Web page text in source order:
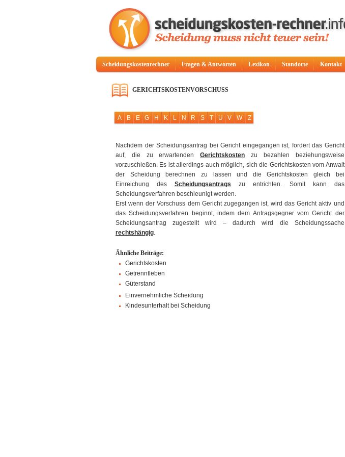
Scheidungskostenrechner Fragen & Antworten Lexikon Standorte Kontakt
GERICHTSKOSTENVORSCHUSS
Nachdem der Scheidungsantrag bei Gericht eingegangen ist, fordert das Gericht
auf, die zu erwartendenGerichtskosten zu bezahlen beziehungsweise
vorzuschießen. Es ist allerdings auch möglich, sich die Gerichtskosten vom Anwalt
der Scheidung berechnen zu lassen und die Gerichtskosten gleich bei
Einreichung des Scheidungsantrags zu entrichten. Somit kann das
Scheidungsverfahren beschleunigt werden.
Erst wenn der Vorschuss dem Gericht zugegangen ist, wird das Gericht aktiv und
das Scheidungsverfahren beginnt, indem dem Antragsgegner vom Gericht der
Scheidungsantrag zugestellt wird – dadurch wird die Scheidungssache
rechtshängig.
Ähnliche Beiträge:
Gerichtskosten
Getrenntleben
Güterstand
Einvernehmliche Scheidung
Kindesunterhalt bei Scheidung
A B E G H K L N R S T U V W Z